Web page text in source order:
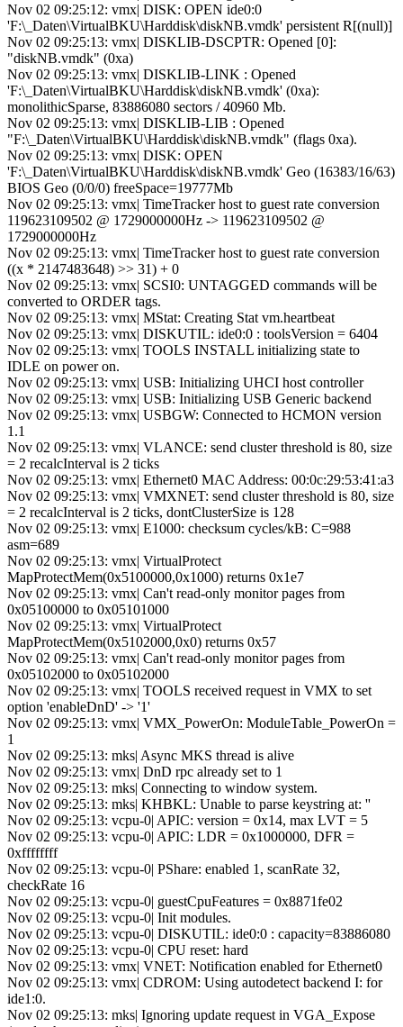
Nov 02 09:25:12: vmx| DISK: OPEN ide0:0
'F:\_Daten\VirtualBKU\Harddisk\diskNB.vmdk' persistent R[(null)]
Nov 02 09:25:13: vmx| DISKLIB-DSCPTR: Opened [0]:
"diskNB.vmdk" (0xa)
Nov 02 09:25:13: vmx| DISKLIB-LINK : Opened
'F:\_Daten\VirtualBKU\Harddisk\diskNB.vmdk' (0xa):
monolithicSparse, 83886080 sectors / 40960 Mb.
Nov 02 09:25:13: vmx| DISKLIB-LIB : Opened
"F:\_Daten\VirtualBKU\Harddisk\diskNB.vmdk" (flags 0xa).
Nov 02 09:25:13: vmx| DISK: OPEN
'F:\_Daten\VirtualBKU\Harddisk\diskNB.vmdk' Geo (16383/16/63)
BIOS Geo (0/0/0) freeSpace=19777Mb
Nov 02 09:25:13: vmx| TimeTracker host to guest rate conversion
119623109502 @ 1729000000Hz -> 119623109502 @
1729000000Hz
Nov 02 09:25:13: vmx| TimeTracker host to guest rate conversion
((x * 2147483648) >> 31) + 0
Nov 02 09:25:13: vmx| SCSI0: UNTAGGED commands will be
converted to ORDER tags.
Nov 02 09:25:13: vmx| MStat: Creating Stat vm.heartbeat
Nov 02 09:25:13: vmx| DISKUTIL: ide0:0 : toolsVersion = 6404
Nov 02 09:25:13: vmx| TOOLS INSTALL initializing state to
IDLE on power on.
Nov 02 09:25:13: vmx| USB: Initializing UHCI host controller
Nov 02 09:25:13: vmx| USB: Initializing USB Generic backend
Nov 02 09:25:13: vmx| USBGW: Connected to HCMON version
1.1
Nov 02 09:25:13: vmx| VLANCE: send cluster threshold is 80, size
= 2 recalcInterval is 2 ticks
Nov 02 09:25:13: vmx| Ethernet0 MAC Address: 00:0c:29:53:41:a3
Nov 02 09:25:13: vmx| VMXNET: send cluster threshold is 80, size
= 2 recalcInterval is 2 ticks, dontClusterSize is 128
Nov 02 09:25:13: vmx| E1000: checksum cycles/kB: C=988
asm=689
Nov 02 09:25:13: vmx| VirtualProtect
MapProtectMem(0x5100000,0x1000) returns 0x1e7
Nov 02 09:25:13: vmx| Can't read-only monitor pages from
0x05100000 to 0x05101000
Nov 02 09:25:13: vmx| VirtualProtect
MapProtectMem(0x5102000,0x0) returns 0x57
Nov 02 09:25:13: vmx| Can't read-only monitor pages from
0x05102000 to 0x05102000
Nov 02 09:25:13: vmx| TOOLS received request in VMX to set
option 'enableDnD' -> '1'
Nov 02 09:25:13: vmx| VMX_PowerOn: ModuleTable_PowerOn =
1
Nov 02 09:25:13: mks| Async MKS thread is alive
Nov 02 09:25:13: vmx| DnD rpc already set to 1
Nov 02 09:25:13: mks| Connecting to window system.
Nov 02 09:25:13: mks| KHBKL: Unable to parse keystring at: ''
Nov 02 09:25:13: vcpu-0| APIC: version = 0x14, max LVT = 5
Nov 02 09:25:13: vcpu-0| APIC: LDR = 0x1000000, DFR =
0xffffffff
Nov 02 09:25:13: vcpu-0| PShare: enabled 1, scanRate 32,
checkRate 16
Nov 02 09:25:13: vcpu-0| guestCpuFeatures = 0x8871fe02
Nov 02 09:25:13: vcpu-0| Init modules.
Nov 02 09:25:13: vcpu-0| DISKUTIL: ide0:0 : capacity=83886080
Nov 02 09:25:13: vcpu-0| CPU reset: hard
Nov 02 09:25:13: vmx| VNET: Notification enabled for Ethernet0
Nov 02 09:25:13: vmx| CDROM: Using autodetect backend I: for
ide1:0.
Nov 02 09:25:13: mks| Ignoring update request in VGA_Expose